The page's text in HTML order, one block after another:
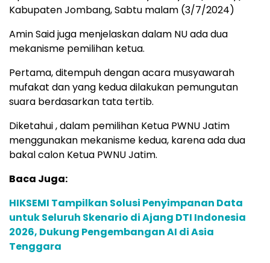
Kabupaten Jombang, Sabtu malam (3/7/2024)
Amin Said juga menjelaskan dalam NU ada dua
mekanisme pemilihan ketua.
Pertama, ditempuh dengan acara musyawarah
mufakat dan yang kedua dilakukan pemungutan
suara berdasarkan tata tertib.
Diketahui , dalam pemilihan Ketua PWNU Jatim
menggunakan mekanisme kedua, karena ada dua
bakal calon Ketua PWNU Jatim.
Baca Juga:
HIKSEMI Tampilkan Solusi Penyimpanan Data
untuk Seluruh Skenario di Ajang DTI Indonesia
2026, Dukung Pengembangan AI di Asia
Tenggara